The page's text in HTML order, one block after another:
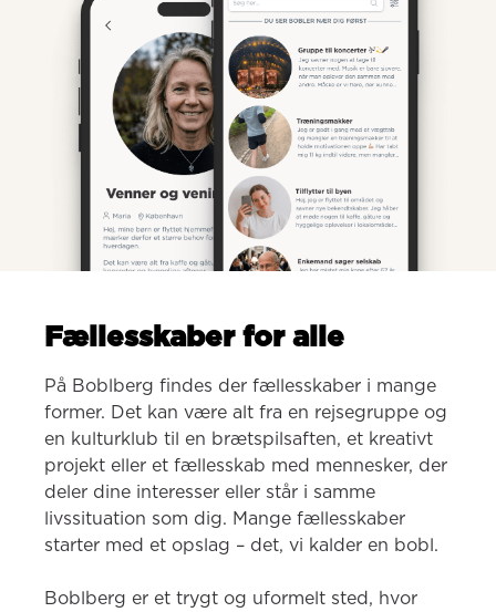
Fællesskaber for alle
På Boblberg findes der fællesskaber i mange
former. Det kan være alt fra en rejsegruppe og
en kulturklub til en brætspilsaften, et kreativt
projekt eller et fællesskab med mennesker, der
deler dine interesser eller står i samme
livssituation som dig. Mange fællesskaber
starter med et opslag – det, vi kalder en bobl.
Boblberg er et trygt og uformelt sted, hvor